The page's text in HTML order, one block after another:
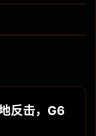
反击，G6